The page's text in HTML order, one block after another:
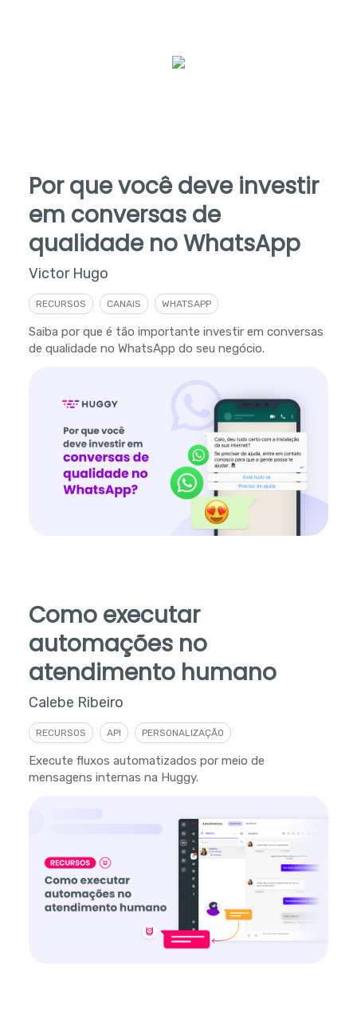
Por que você deve investir
em conversas de
qualidade no WhatsApp
Victor Hugo
RECURSOS CANAIS WHATSAPP
Saiba por que é tão importante investir em conversas
de qualidade no WhatsApp do seu negócio.
Como executar
automações no
atendimento humano
Calebe Ribeiro
RECURSOS API PERSONALIZAÇÃO
Execute fluxos automatizados por meio de
mensagens internas na Huggy.